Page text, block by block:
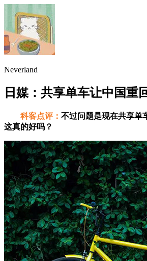
Neverland
日媒：共享单车让中国重
科客点评： 不过问题是现在共享单
这真的好吗？